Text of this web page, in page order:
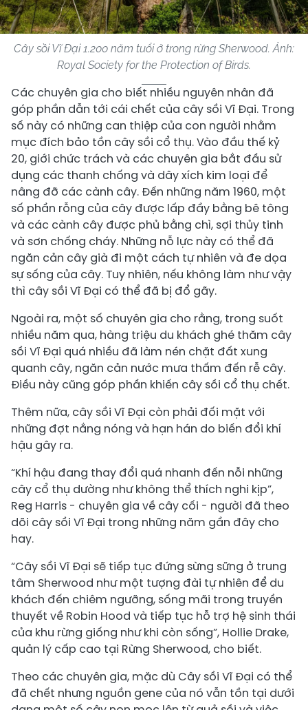
Cây sồi Vĩ Đại 1.200 năm tuổi ở trong rừng Sherwood. Ảnh:
Royal Society for the Protection of Birds.
Các chuyên gia cho biết nhiều nguyên nhân đã
góp phần dẫn tới cái chết của cây sồi Vĩ Đại. Trong
số này có những can thiệp của con người nhằm
mục đích bảo tồn cây sồi cổ thụ. Vào đầu thế kỷ
20, giới chức trách và các chuyên gia bắt đầu sử
dụng các thanh chống và dây xích kim loại để
nâng đỡ các cành cây. Đến những năm 1960, một
số phần rỗng của cây được lấp đầy bằng bê tông
và các cành cây được phủ bằng chì, sợi thủy tinh
và sơn chống cháy. Những nỗ lực này có thể đã
ngăn cản cây già đi một cách tự nhiên và đe dọa
sự sống của cây. Tuy nhiên, nếu không làm như vậy
thì cây sồi Vĩ Đại có thể đã bị đổ gãy.
Ngoài ra, một số chuyên gia cho rằng, trong suốt
nhiều năm qua, hàng triệu du khách ghé thăm cây
sồi Vĩ Đại quá nhiều đã làm nén chặt đất xung
quanh cây, ngăn cản nước mưa thấm đến rễ cây.
Điều này cũng góp phần khiến cây sồi cổ thụ chết.
Thêm nữa, cây sồi Vĩ Đại còn phải đối mặt với
những đợt nắng nóng và hạn hán do biến đổi khí
hậu gây ra.
“Khí hậu đang thay đổi quá nhanh đến nỗi những
cây cổ thụ dường như không thể thích nghi kịp”,
Reg Harris - chuyên gia về cây cối - người đã theo
dõi cây sồi Vĩ Đại trong những năm gần đây cho
hay.
“Cây sồi Vĩ Đại sẽ tiếp tục đứng sừng sững ở trung
tâm Sherwood như một tượng đài tự nhiên để du
khách đến chiêm ngưỡng, sống mãi trong truyền
thuyết về Robin Hood và tiếp tục hỗ trợ hệ sinh thái
của khu rừng giống như khi còn sống”, Hollie Drake,
quản lý cấp cao tại Rừng Sherwood, cho biết.
Theo các chuyên gia, mặc dù Cây sồi Vĩ Đại có thể
đã chết nhưng nguồn gene của nó vẫn tồn tại dưới